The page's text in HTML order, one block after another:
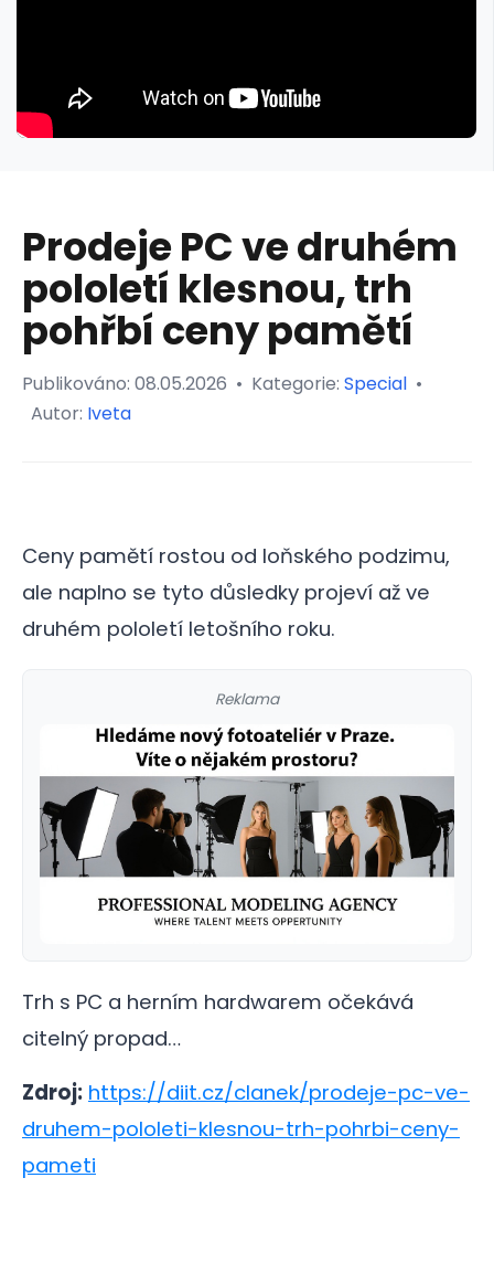
Prodeje PC ve druhém
pololetí klesnou, trh
pohřbí ceny pamětí
Publikováno: 08.05.2026 • Kategorie: Special •
Autor: Iveta
Ceny pamětí rostou od loňského podzimu,
ale naplno se tyto důsledky projeví až ve
druhém pololetí letošního roku.
Reklama
Trh s PC a herním hardwarem očekává
citelný propad…
Zdroj: https://diit.cz/clanek/prodeje-pc-ve-
druhem-pololeti-klesnou-trh-pohrbi-ceny-
pameti